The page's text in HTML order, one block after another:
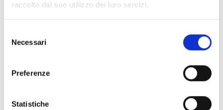
raccolto dal suo utilizzo dei loro servizi.
delNecessari
Preferenze
Statistiche
Specifiche Tecniche
Marchio